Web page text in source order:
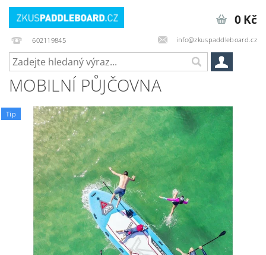
602119845 info@zkuspaddleboard.cz
0 Kč
MOBILNÍ PŮJČOVNA
Tip